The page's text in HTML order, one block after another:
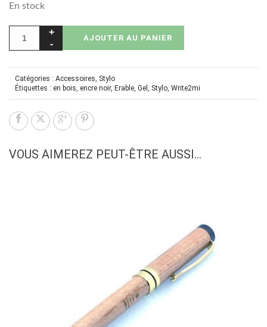
En stock
AJOUTER AU PANIER
Catégories : Accessoires, Stylo
Étiquettes : en bois, encre noir, Erable, Gel , Stylo, Write2mi
VOUS AIMEREZ PEUT-ÊTRE AUSSI…